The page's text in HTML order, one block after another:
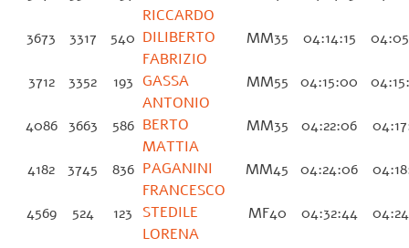
RICCARDO
3673 3317 540 DILIBERTO
FABRIZIO
MM35 04:14:15
3712 3352 193 GASSA
ANTONIO
MM55 04:15:00
4086 3663 586 BERTO
MATTIA
MM35 04:22:06
4182 3745 836 PAGANINI
FRANCESCO
MM45 04:24:06
4569 524 123 STEDILE
LORENA
MF40 04:32:44